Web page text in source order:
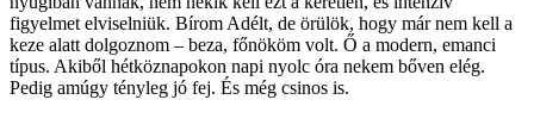
figyelmet elviselniük. Bírom Adélt, de örülök, hogy már nem kell a
keze alatt dolgoznom – beza, főnököm volt. Ő a modern, emanci
típus. Akiből hétköznapokon napi nyolc óra nekem bőven elég.
Pedig amúgy tényleg jó fej. És még csinos is.